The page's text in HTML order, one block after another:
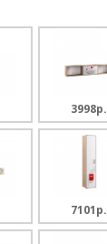
3998p.
7101p.